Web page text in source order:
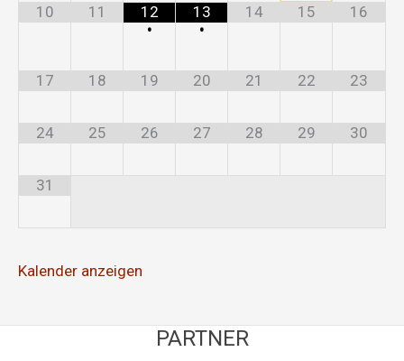
10 11
12
•
13
•
14 15 16
17 18 19 20 21 22 23
24 25 26 27 28 29 30
31
Kalender anzeigen
PARTNER